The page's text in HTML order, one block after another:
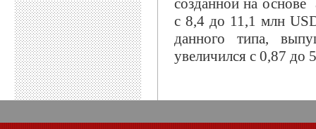
созданной на
с 8,4 до 11,1 млн
данного типа,
увеличился с 0,87 до